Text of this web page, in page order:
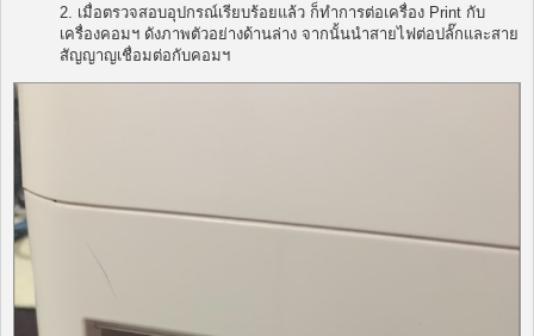
2. เมื่อตรวจสอบอุปกรณ์เรียบร้อยแล้ว ก็ทำการต่อเครื่อง Print กับ
เครื่องคอมฯ ดังภาพตัวอย่างด้านล่าง จากนั้นนำสายไฟต่อปลั๊กและสาย
สัญญาญเชื่อมต่อกับคอมฯ